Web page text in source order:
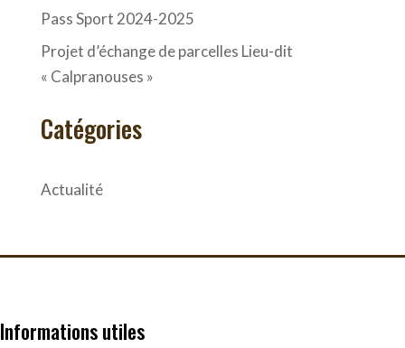
Pass Sport 2024-2025
Projet d’échange de parcelles Lieu-dit
« Calpranouses »
Catégories
Actualité
Informations utiles